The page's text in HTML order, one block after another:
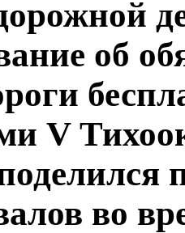
об
V
во